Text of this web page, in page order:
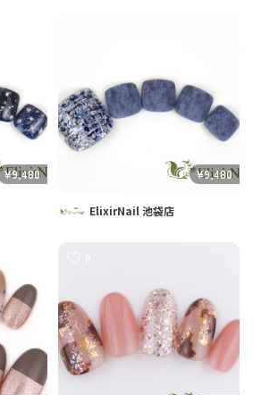
¥9,480 ¥9,480
ElixirNail 池袋店